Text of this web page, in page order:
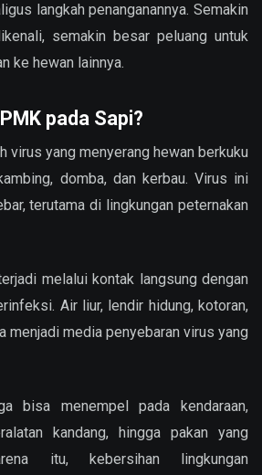
langkah penanganannya. Semakin
semakin besar peluang untuk
ke hewan lainnya.
pada Sapi?
virus yang menyerang hewan berkuku
domba, dan kerbau. Virus ini
terutama di lingkungan peternakan
melalui kontak langsung dengan
Air liur, lendir hidung, kotoran,
menjadi media penyebaran virus yang
bisa menempel pada kendaraan,
kandang, hingga pakan yang
itu, kebersihan lingkungan